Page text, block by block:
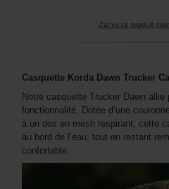
J'ai vu ce produit
Casquette Korda Dawn Trucker
Notre casquette Trucker Dawn
fonctionnalité. Dotée d’une
à un dos en mesh respirant, cette
au bord de l’eau, tout en restant
confortable.